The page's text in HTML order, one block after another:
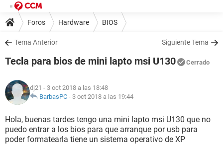
Foros Hardware BIOS
Tema Anterior Siguiente Tema
Tecla para bios de mini lapto msi U130 Cerrado
dj21 - 3 oct 2018 a las 18:48
BarbasPC - 3 oct 2018 a las 19:44
Hola, buenas tardes tengo una mini lapto msi U130 que no
puedo entrar a los bios para que arranque por usb para
poder formatearla tiene un sistema operativo de XP